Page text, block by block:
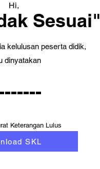
Hi,
Sesuai"
kelulusan peserta didik,
dinyatakan
Keterangan Lulus
SKL